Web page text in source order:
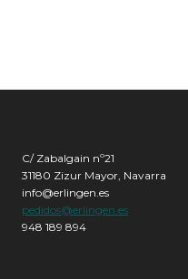
C/ Zabalgain nº21
31180 Zizur Mayor, Navarra
info@erlingen.es
pedidos@erlingen.es
948 189 894